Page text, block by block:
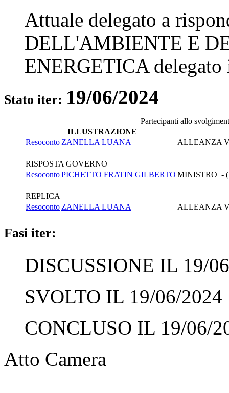
Attuale delegato a
DELL'AMBIENTE E
ENERGETICAdelegato
Stato iter: 19/06/2024
Partecipanti allo
ILLUSTRAZIONE
Resoconto ZANELLA LUANA ALLEANZA
RISPOSTA GOVERNO
ResocontoPICHETTO FRATIN GILBERTO MINISTRO -
REPLICA
Resoconto ZANELLA LUANA ALLEANZA
Fasi iter:
DISCUSSIONE IL 19/
SVOLTO IL 19/06/2024
CONCLUSO IL 19/06/
Atto Camera